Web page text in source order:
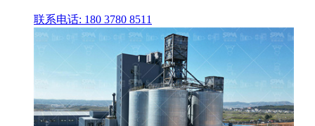
联系电话: 180 3780 8511